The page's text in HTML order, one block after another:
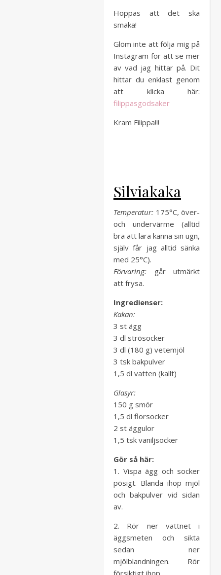
Hoppas att det ska
smaka!
Glöm inte att följa mig på
Instagram för att se mer
av vad jag hittar på. Dit
hittar du enklast genom
att klicka här:
filippasgodsaker
Kram Filippa!!!
Silviakaka
Temperatur: 175°C, över-
och undervärme (alltid
bra att lära känna sin ugn,
själv får jag alltid sänka
med 25°C).
Förvaring: går utmärkt
att frysa.
Ingredienser:
Kakan:
3 st ägg
3 dl strösocker
3 dl (180 g) vetemjöl
3 tsk bakpulver
1,5 dl vatten (kallt)
Glasyr:
150 g smör
1,5 dl florsocker
2 st äggulor
1,5 tsk vaniljsocker
Gör så här:
1. Vispa ägg och socker
pösigt. Blanda ihop mjöl
och bakpulver vid sidan
av.
2. Rör ner vattnet i
äggsmeten och sikta
sedan ner
mjölblandningen. Rör
försiktigt ihop.